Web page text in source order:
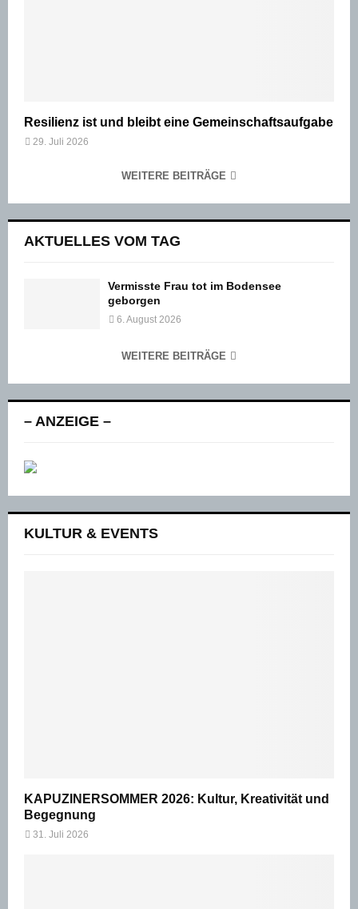
Resilienz ist und bleibt eine Gemeinschaftsaufgabe
29. Juli 2026
WEITERE BEITRÄGE
AKTUELLES VOM TAG
Vermisste Frau tot im Bodensee
geborgen
6. August 2026
WEITERE BEITRÄGE
– ANZEIGE –
KULTUR & EVENTS
KAPUZINERSOMMER 2026: Kultur, Kreativität und
Begegnung
31. Juli 2026